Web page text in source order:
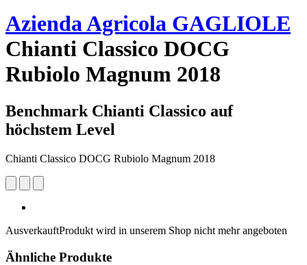
Azienda Agricola GAGLIOLE
Chianti Classico DOCG
Rubiolo Magnum 2018
Benchmark Chianti Classico auf
höchstem Level
Chianti Classico DOCG Rubiolo Magnum 2018
AusverkauftProdukt wird in unserem Shop nicht mehr angeboten
Ähnliche Produkte